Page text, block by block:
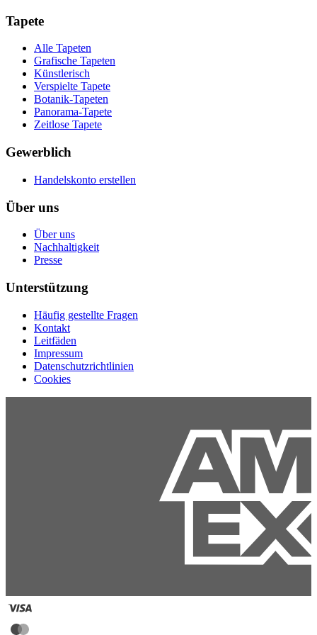
Tapete
Alle Tapeten
Grafische Tapeten
Künstlerisch
Verspielte Tapete
Botanik-Tapeten
Panorama-Tapete
Zeitlose Tapete
Gewerblich
Handelskonto erstellen
Über uns
Über uns
Nachhaltigkeit
Presse
Unterstützung
Häufig gestellte Fragen
Kontakt
Leitfäden
Impressum
Datenschutzrichtlinien
Cookies